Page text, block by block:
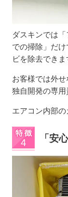
ダスキンでは
での掃除」だ
ビを除去できま
お客様では外
独自開発の専用
エアコン内部の
「安